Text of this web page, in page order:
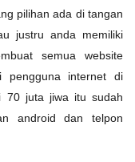
pilihan ada di tangan
justru anda memiliki
semua website
pengguna internet di
70 juta jiwa itu sudah
android dan telpon